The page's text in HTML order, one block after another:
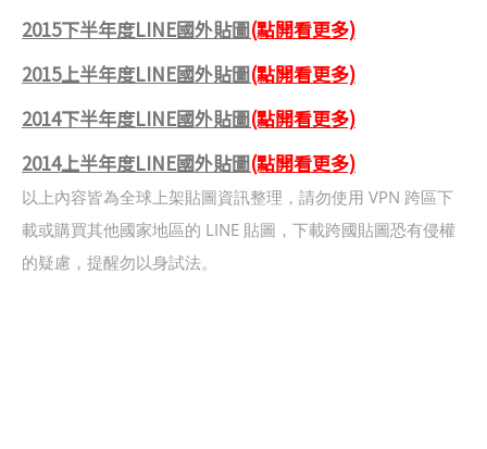
2015下半年度LINE國外貼圖(點開看更多)
2015上半年度LINE國外貼圖(點開看更多)
2014下半年度LINE國外貼圖(點開看更多)
2014上半年度LINE國外貼圖(點開看更多)
以上內容皆為全球上架貼圖資訊整理，請勿使用 VPN 跨區下
載或購買其他國家地區的 LINE 貼圖，下載跨國貼圖恐有侵權
的疑慮，提醒勿以身試法。